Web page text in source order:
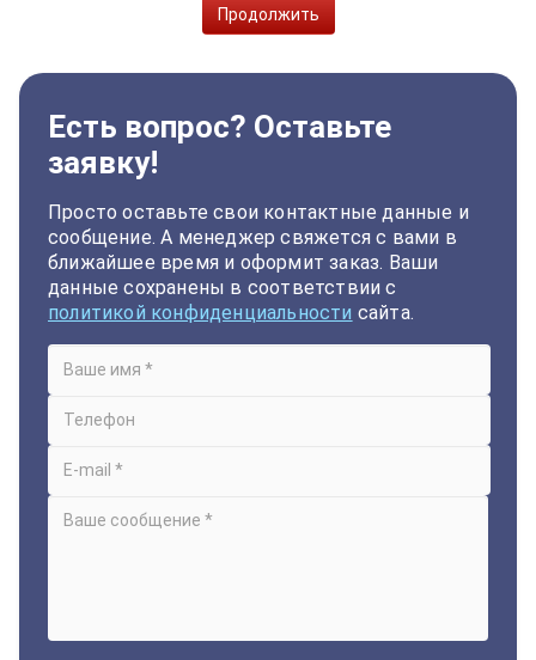
Продолжить
Есть вопрос? Оставьте
заявку!
Просто оставьте свои контактные данные и
сообщение. А менеджер свяжется с вами в
ближайшее время и оформит заказ. Ваши
данные сохранены в соответствии с
политикой конфиденциальности сайта.